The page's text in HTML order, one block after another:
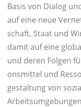
Basis von Dia­log
auf eine neue
schaft, Staat und
damit auf eine
und deren Fol­gen
ons­mit­tel und
ge­stal­tung von